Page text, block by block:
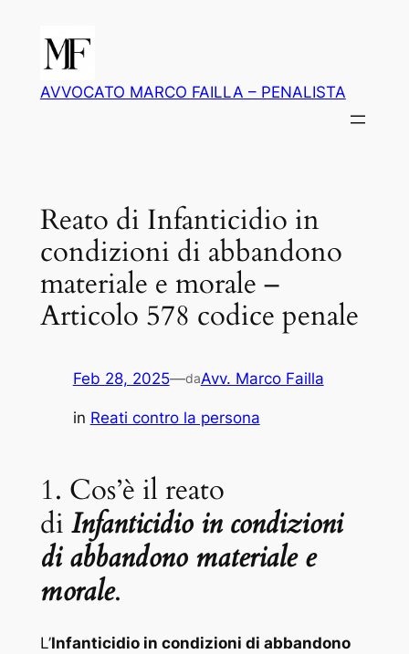
contenuto
AVVOCATO MARCO FAILLA – PENALISTA
Reato di Infanticidio in
condizioni di abbandono
materiale e morale –
Articolo 578 codice penale
Feb 28, 2025—daAvv. Marco Failla
in Reati contro la persona
1. Cos’è il reato
di Infanticidio in condizioni
di abbandono materiale e
morale.
L’Infanticidio in condizioni di abbandono